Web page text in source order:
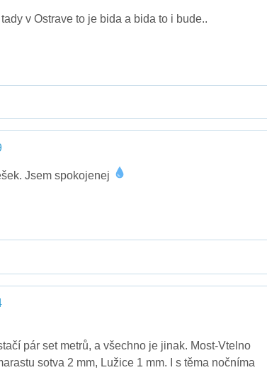
v Ostrave to je bida a bida to i bude..
Jsem spokojenej
pár set metrů, a všechno je jinak. Most-Vtelno
sotva 2 mm, Lužice 1 mm. I s těma nočníma